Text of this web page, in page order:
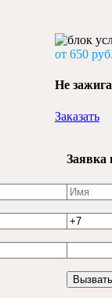
от 650 руб.
Не
Заказать
Заявка